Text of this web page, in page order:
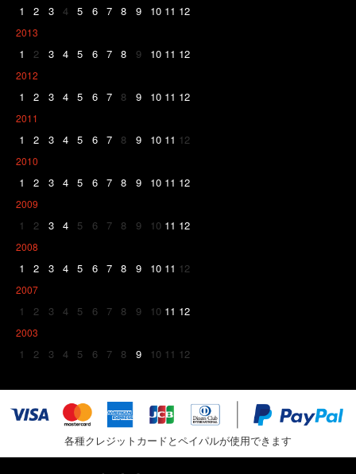
1 2 3 4 5 6 7 8 9 10 11 12
2013
1 2 3 4 5 6 7 8 9 10 11 12
2012
1 2 3 4 5 6 7 8 9 10 11 12
2011
1 2 3 4 5 6 7 8 9 10 11 12
2010
1 2 3 4 5 6 7 8 9 10 11 12
2009
1 2 3 4 5 6 7 8 9 10 11 12
2008
1 2 3 4 5 6 7 8 9 10 11 12
2007
1 2 3 4 5 6 7 8 9 10 11 12
2003
1 2 3 4 5 6 7 8 9 10 11 12
各種クレジットカードとペイパルが使用できます